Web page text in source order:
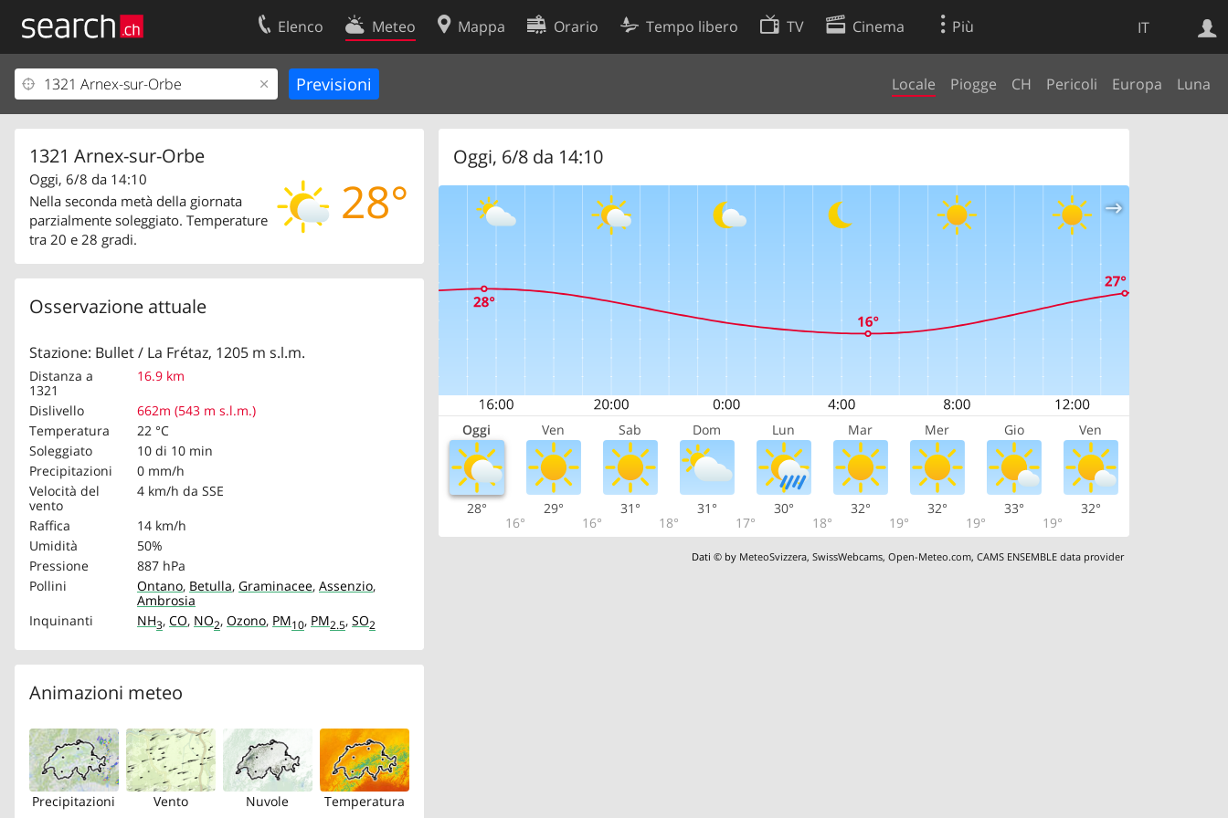
IT
Elenco Meteo Mappa Orario Tempo libero TV Cinema Più
Locale Piogge CH Pericoli Europa Luna
1321 Arnex-sur-Orbe
28°
Oggi, 6/8 da 14:10
Nella seconda metà della giornata
parzialmente soleggiato. Temperature
tra 20 e 28 gradi.
Osservazione attuale
Stazione: Bullet / La Frétaz, 1205 m s.l.m.
Distanza a
1321
16.9 km
Dislivello
662m (543 m s.l.m.)
Temperatura
22 °C
Soleggiato
10 di 10 min
Precipitazioni
0 mm/h
Velocità del
vento
4 km/h da SSE
Raffica
14 km/h
Umidità
50%
Pressione
887 hPa
Pollini
Ontano, Betulla, Graminacee, Assenzio,
Ambrosia
Inquinanti
NH3, CO, NO2, Ozono, PM10, PM2.5, SO2
Animazioni meteo
Precipitazioni Vento Nuvole Temperatura
Oggi, 6/8 da 14:10
Oggi Ven Sab Dom Lun Mar Mer Gio Ven
28°
16°
29°
16°
31°
18°
31°
17°
30°
18°
32°
19°
32°
19°
33°
19°
32°
Dati © by MeteoSvizzera,SwissWebcams,Open-Meteo.com,CAMS ENSEMBLE data provider
Ricerca Web
Il vostro profolio
Area clienti
Contatti
Condizioni d’uso
Preferenze cookie